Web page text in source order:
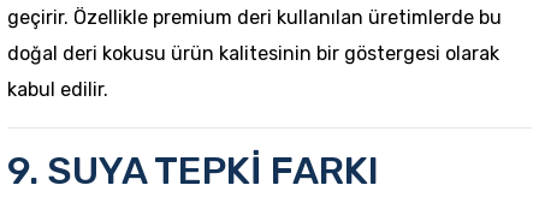
geçirir. Özellikle premium deri kullanılan üretimlerde bu
doğal deri kokusu ürün kalitesinin bir göstergesi olarak
kabul edilir.
9. SUYA TEPKİ FARKI